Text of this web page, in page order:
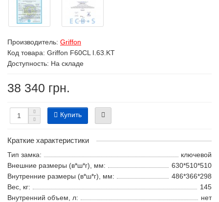
Производитель: Griffon
Код товара: Griffon F60CL I.63.KT
Доступность: На складе
38 340 грн.
Купить
Краткие характеристики
Тип замка:
ключевой
Внешние размеры (в*ш*г), мм:
630*510*510
Внутренние размеры (в*ш*г), мм:
486*366*298
Вес, кг:
145
Внутренний объем, л:
нет